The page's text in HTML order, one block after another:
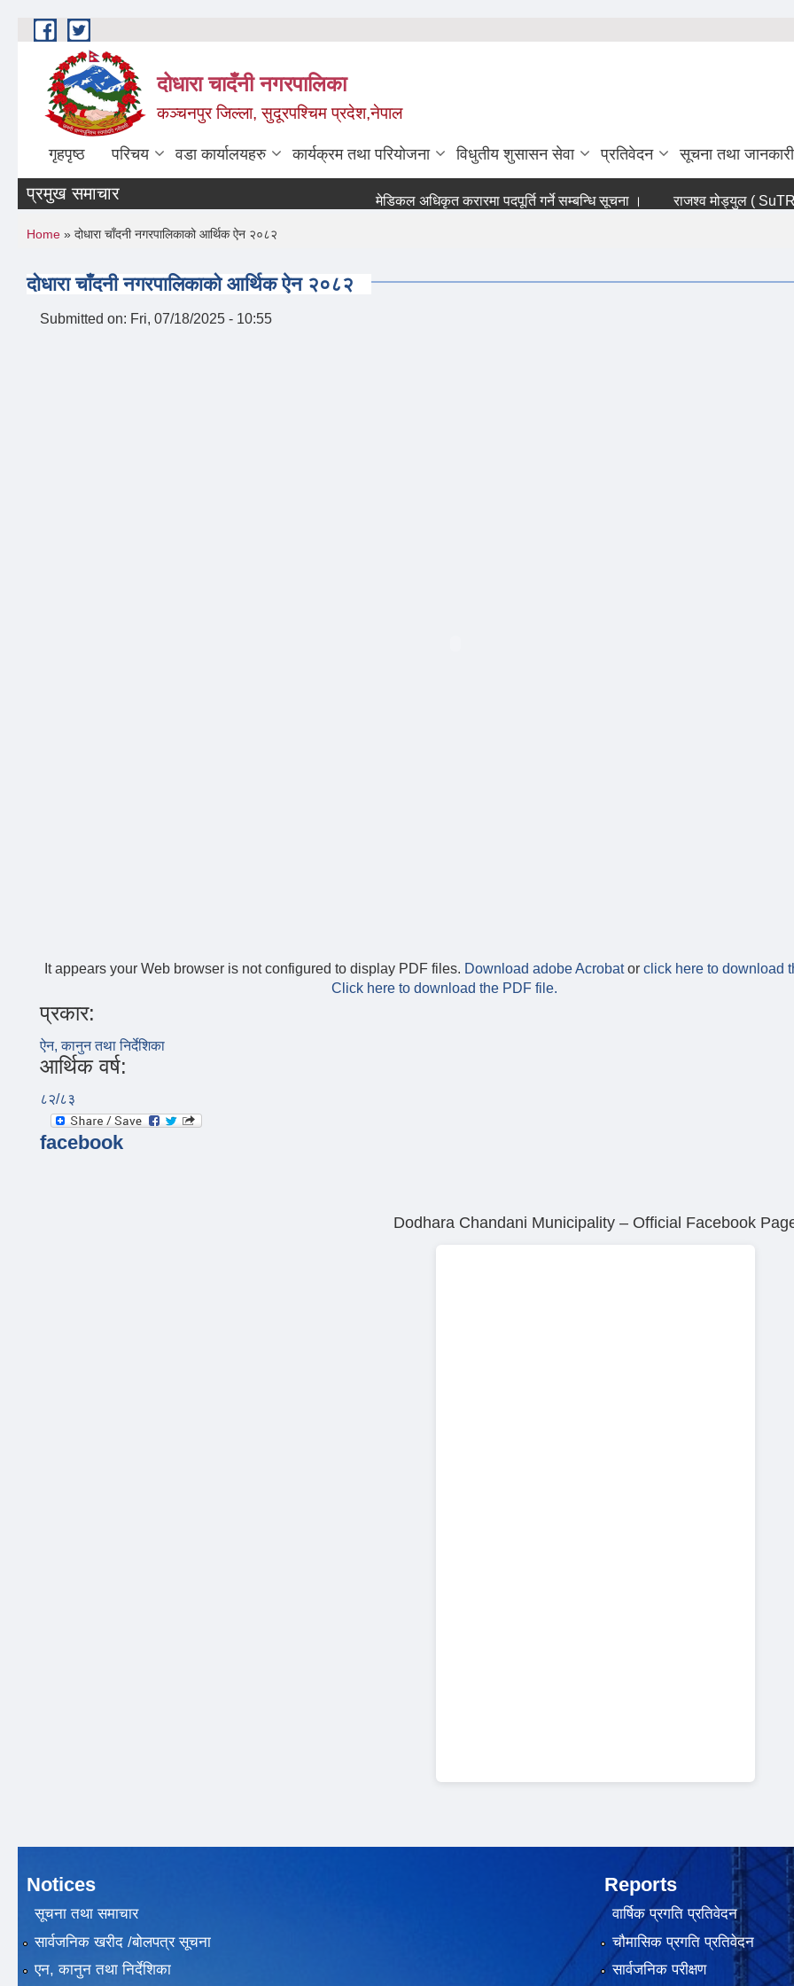
Skip to main content
दोधारा चादँनी नगरपालिका
कञ्चनपुर जिल्ला, सुदूरपश्चिम प्रदेश,नेपाल
गृहपृष्ठ परिचय वडा कार्यालयहरु कार्यक्रम तथा परियोजना विधुतीय शुसासन सेवा प्रतिवेदन सूचना तथा जानकारी
प्रमुख समाचार मेडिकल अधिकृत करारमा पदपूर्ति गर्ने सम्बन्धि सूचना । राजश्व मोड्युल ( SuTRA
You are here
Home » दोधारा चाँदनी नगरपालिकाको आर्थिक ऐन २०८२
दोधारा चाँदनी नगरपालिकाको आर्थिक ऐन २०८२
Submitted on: Fri, 07/18/2025 - 10:55
It appears your Web browser is not configured to display PDF files. Download adobe Acrobator click here to download
Click here to download the PDF file.
प्रकार:
ऐन, कानुन तथा निर्देशिका
आर्थिक वर्ष:
८२/८३
facebook
Dodhara Chandani Municipality – Official Facebook
Notices
सूचना तथा समाचार
सार्वजनिक खरीद /बोलपत्र सूचना
एन, कानुन तथा निर्देशिका
Reports
वार्षिक प्रगति प्रतिवेदन
चौमासिक प्रगति प्रतिवेदन
सार्वजनिक परीक्षण